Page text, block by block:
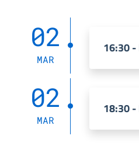
02
MAR
16:30
02
MAR
18:30 -